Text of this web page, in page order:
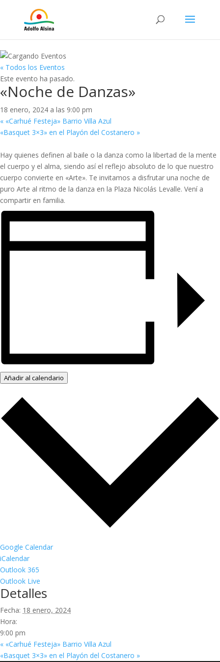
« Todos los Eventos
Este evento ha pasado.
«Noche de Danzas»
18 enero, 2024 a las 9:00 pm
« «Carhué Festeja» Barrio Villa Azul
«Basquet 3×3» en el Playón del Costanero »
Hay quienes definen al baile o la danza como la libertad de la mente
el cuerpo y el alma, siendo así el reflejo absoluto de lo que nuestro
cuerpo convierte en «Arte». Te invitamos a disfrutar una noche de
puro Arte al ritmo de la danza en la Plaza Nicolás Levalle. Vení a
compartir en familia.
Añadir al calendario
Google Calendar
iCalendar
Outlook 365
Outlook Live
Detalles
Fecha: 18 enero, 2024
Hora:
9:00 pm
« «Carhué Festeja» Barrio Villa Azul
«Basquet 3×3» en el Playón del Costanero »